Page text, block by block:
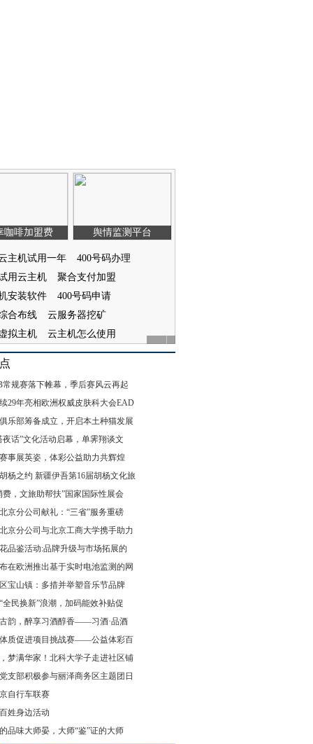
常规赛落下帷幕，季后赛风云再起
29年亮相欧洲权威皮肤科大会EAD
乐部筹备成立，开启本土种猫发展
夜话”文化活动启幕，单霁翔谈文
事展英姿，体彩公益助力共辉煌
杨之约 新疆伊吾第16届胡杨文化旅
费，文旅助帮扶”国家国际性展会
京分公司献礼：“三省”服务重磅
京分公司与北京工商大学携手助力
品鉴活动:品牌升级与市场拓展的
在欧洲推出基于实时电池监测的网
宝山镇：多措并举塑音乐节品牌
全民换新”浪潮，加码能效补贴促
韵，醉享习酒醇香——习酒·品酒
质促进项目挑战赛——公益体彩百
梦满华家！北科大学子走进社区铺
支部积极参与丽泽商务区主题团日
自行车联赛
姓身边活动
品味大师晏，大师“鉴”证的大师